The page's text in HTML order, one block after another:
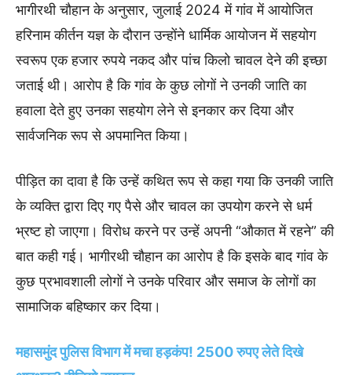
भागीरथी चौहान के अनुसार, जुलाई 2024 में गांव में आयोजित
हरिनाम कीर्तन यज्ञ के दौरान उन्होंने धार्मिक आयोजन में सहयोग
स्वरूप एक हजार रुपये नकद और पांच किलो चावल देने की इच्छा
जताई थी। आरोप है कि गांव के कुछ लोगों ने उनकी जाति का
हवाला देते हुए उनका सहयोग लेने से इनकार कर दिया और
सार्वजनिक रूप से अपमानित किया।
पीड़ित का दावा है कि उन्हें कथित रूप से कहा गया कि उनकी जाति
के व्यक्ति द्वारा दिए गए पैसे और चावल का उपयोग करने से धर्म
भ्रष्ट हो जाएगा। विरोध करने पर उन्हें अपनी “औकात में रहने” की
बात कही गई। भागीरथी चौहान का आरोप है कि इसके बाद गांव के
कुछ प्रभावशाली लोगों ने उनके परिवार और समाज के लोगों का
सामाजिक बहिष्कार कर दिया।
महासमुंद पुलिस विभाग में मचा हड़कंप! 2500 रुपए लेते दिखे